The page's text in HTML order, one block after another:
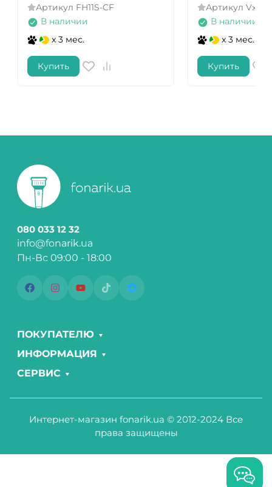
Артикул FH11S-CF
В наличии
x 3 мес.
Купить
Артикул
В наличии
x 3 мес.
Купить
080 033 12 32
info@fonarik.ua
Пн-Вс 09:00 - 18:00
ПОКУПАТЕЛЮ
ИНФОРМАЦИЯ
СЕРВИС
Интернет-магазин fonarik.ua © 2012-2024 Все
права защищены